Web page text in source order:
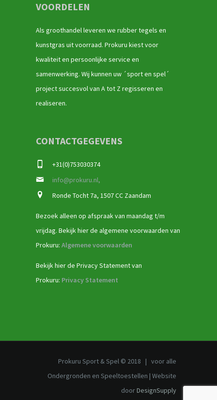
VOORDELEN
Als groothandel leveren we rubber tegels en
kunstgras uit voorraad. Prokuru kiest voor
kwaliteit en persoonlijke service en
samenwerking. Wij kunnen uw ´sport en spel´
project succesvol van A tot Z regisseren en
realiseren.
CONTACTGEGEVENS
+31(0)753030374
info@prokuru.nl,
Ronde Tocht 7a, 1507 CC Zaandam
Bezoek alleen op afspraak van maandag t/m
vrijdag. Bekijk hier de algemene voorwaarden van
Prokuru: Algemene voorwaarden
Bekijk hier de Privacy Statement van
Prokuru: Privacy Statement
Prokuru Sport & Spel © 2018 | voor alle
Ondergronden en Speeltoestellen | Website
doorDesignSupply